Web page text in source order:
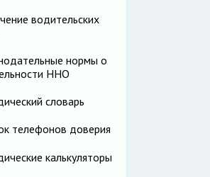
водительских
нормы о
ННО
словарь
телефонов доверия
калькуляторы